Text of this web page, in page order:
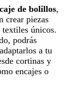
de bolillos,
crear piezas
textiles únicos.
podrás
a tu
cortinas y
encajes o